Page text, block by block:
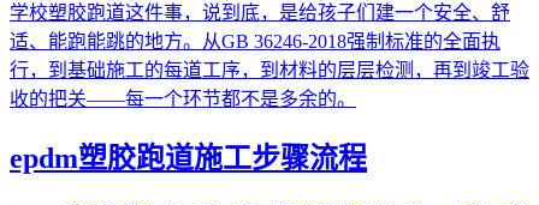
学校塑胶跑道这件事，说到底，是给孩子们建一个安全、舒
适、能跑能跳的地方。从GB 36246-2018强制标准的全面执
行，到基础施工的每道工序，到材料的层层检测，再到竣工验
收的把关——每一个环节都不是多余的。
epdm塑胶跑道施工步骤流程